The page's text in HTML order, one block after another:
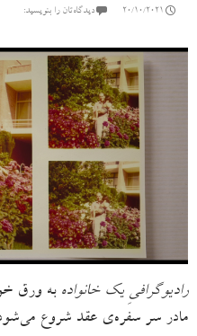
20/10/2021 دیدگاه‌تان را بنویسید:
رادیوگرافیِ یک خانواده به ورق
مادر سر سفره‌ی عقد شروع می‌شود